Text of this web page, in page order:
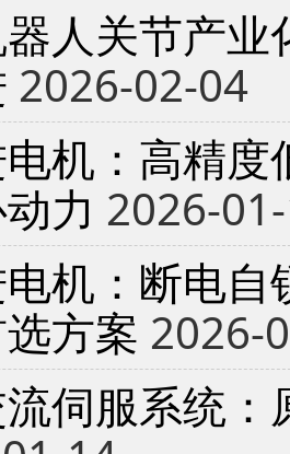
人关节产
2026-02-04
机：高精
力 2026-
机：断电
方案 2026-
伺服系统